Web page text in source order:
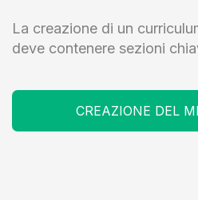
La creazione di un
deve contenere sezioni
CREAZIONE DEL